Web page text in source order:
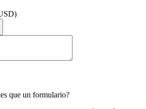
que un formulario?